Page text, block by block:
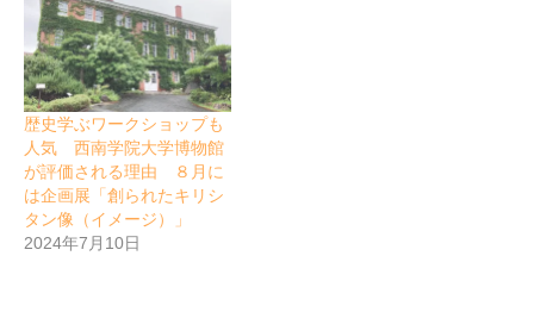
歴史学ぶワークショップも
人気 西南学院大学博物館
が評価される理由 ８月に
は企画展「創られたキリシ
タン像（イメージ）」
2024年7月10日